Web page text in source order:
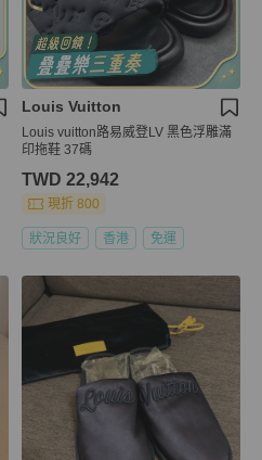
Louis Vuitton
Louis vuitton路易威登LV 黑色浮雕滿
印拖鞋 37碼
TWD 22,942
現折 800
狀況良好 香港 免運